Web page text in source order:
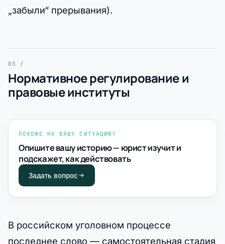
„забыли“ прерывания).
Нормативное регулирование и
правовые институты
ПОХОЖЕ НА ВАШУ СИТУАЦИЮ?
Опишите вашу историю — юрист изучит и
подскажет, как действовать
Задать вопрос
В российском уголовном процессе
последнее слово — самостоятельная стадия